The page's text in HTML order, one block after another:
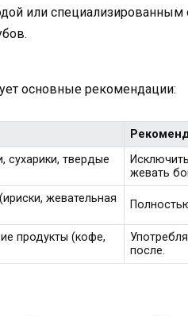
или
основные рекомендации:
сухарики, твердые
жевать
жевательная
продукты (кофе,
после.